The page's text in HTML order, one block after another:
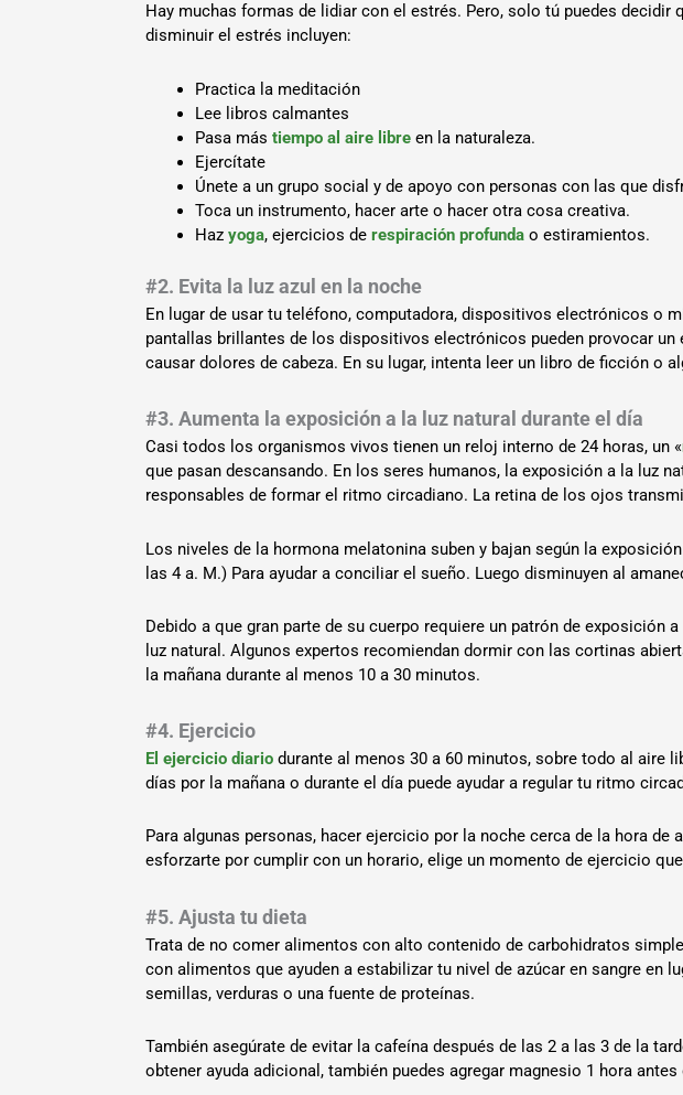
Hay muchas formas de lidiar con el estrés. Pero, solo tú puedes
disminuir el estrés incluyen:
Practica la meditación
Lee libros calmantes
Pasa más tiempo al aire libre en la naturaleza.
Ejercítate
Únete a un grupo social y de apoyo con personas con las que
Toca un instrumento, hacer arte o hacer otra cosa creativa.
Haz yoga, ejercicios de respiración profunda o estiramientos.
#2. Evita la luz azul en la noche
En lugar de usar tu teléfono, computadora, dispositivos electrónicos o
pantallas brillantes de los dispositivos electrónicos pueden provocar
causar dolores de cabeza. En su lugar, intenta leer un libro de ficción o
#3. Aumenta la exposición a la luz natural durante el día
Casi todos los organismos vivos tienen un reloj interno de 24 horas, un «
que pasan descansando. En los seres humanos, la exposición a la luz
responsables de formar el ritmo circadiano. La retina de los ojos
Los niveles de la hormona melatonina suben y bajan según la
las 4 a. M.) Para ayudar a conciliar el sueño. Luego disminuyen al
Debido a que gran parte de su cuerpo requiere un patrón de
luz natural. Algunos expertos recomiendan dormir con las cortinas
la mañana durante al menos 10 a 30 minutos.
#4. Ejercicio
El ejercicio diario durante al menos 30 a 60 minutos, sobre todo al aire
días por la mañana o durante el día puede ayudar a regular tu ritmo
Para algunas personas, hacer ejercicio por la noche cerca de la hora
esforzarte por cumplir con un horario, elige un momento de ejercicio
#5. Ajusta tu dieta
Trata de no comer alimentos con alto contenido de carbohidratos
con alimentos que ayuden a estabilizar tu nivel de azúcar en sangre
semillas, verduras o una fuente de proteínas.
También asegúrate de evitar la cafeína después de las 2 a las 3 de la
obtener ayuda adicional, también puedes agregar magnesio 1 hora